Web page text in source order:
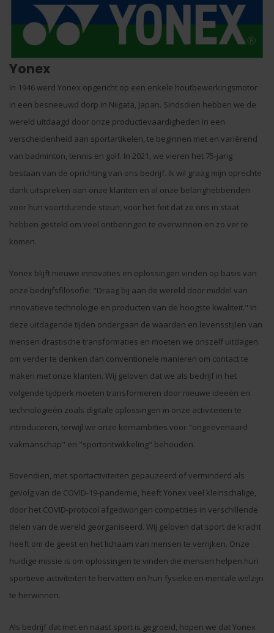
Yonex
In 1946 werd Yonex opgericht op een enkele houtbewerkingsmotor
in een besneeuwd dorp in Niigata, Japan. Sindsdien hebben we de
wereld uitdaagd door onze productievaardigheden in een
verscheidenheid aan sportartikelen, te beginnen met en variërend
van badminton, tennis en golf. In 2021, we vieren het 75-jarig
bestaan van de oprichting van ons bedrijf. Ik wil graag mijn oprechte
dank uitspreken aan onze klanten en al onze belanghebbenden
voor hun voortdurende steun, voor het feit dat ze ons in staat
hebben gesteld om veel ontberingen te overwinnen en zo ver te
komen.
Yonex blijft nieuwe innovaties en oplossingen vinden op basis van
onze bedrijfsfilosofie: "Draag bij aan de wereld door middel van
innovatieve technologie en producten van de hoogste kwaliteit." In
deze uitdagende tijden ondergaan de waarden en levensstijlen van
mensen drastische transformaties en moeten we onszelf uitdagen
om verder te denken dan conventionele manieren om contact te
maken met onze klanten. Wij geloven dat we als bedrijf in het
volgende tijdperk moeten transformeren door nieuwe ideeën en
technologieën zoals digitale oplossingen in onze activiteiten te
introduceren, terwijl we onze kernambities voor "ongeëvenaard
vakmanschap" en "sportontwikkeling" behouden.
Bovendien, met sportactiviteiten gepauzeerd of verminderd als
gevolg van de COVID-19-pandemie, heeft Yonex veel kleinschalige,
door het COVID-protocol afgedwongen competities in verschillende
delen van de wereld georganiseerd. Wij geloven dat sport de kracht
heeft om de geest en het lichaam van mensen te verrijken. Onze
huidige missie is om oplossingen te vinden die mensen helpen hun
sportieve activiteiten te hervatten en hun fysieke en mentale welzijn
te herwinnen.
Als bedrijf dat met en naast sport is gegroeid, hopen we dat Yonex